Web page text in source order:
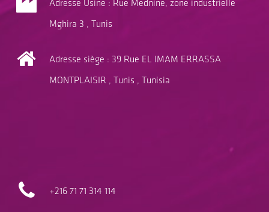
Adresse Usine : Rue Mednine, zone industrielle
Mghira 3 , Tunis
Adresse siège : 39 Rue EL IMAM ERRASSA
MONTPLAISIR , Tunis , Tunisia
+216 7171 314 114